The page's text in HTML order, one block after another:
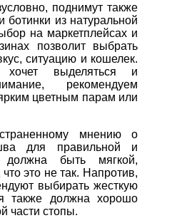
поднимут также
ботинки из натуральной
на маркетплейсах и
позволит выбрать
ситуацию и кошелек.
выделяться и
рекомендуем
цветным парам или
мнению о
для правильной и
должна быть мягкой,
что это не так. Напротив,
выбирать жесткую
также должна хорошо
части стопы.